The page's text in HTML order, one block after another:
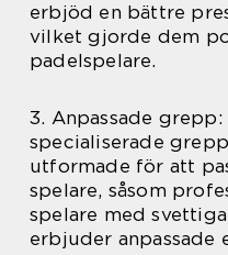
erbjöd en bättre
vilket gjorde dem
padelspelare.
3. Anpassade
specialiserade
utformade för att
spelare, såsom
spelare med
erbjuder anpassade